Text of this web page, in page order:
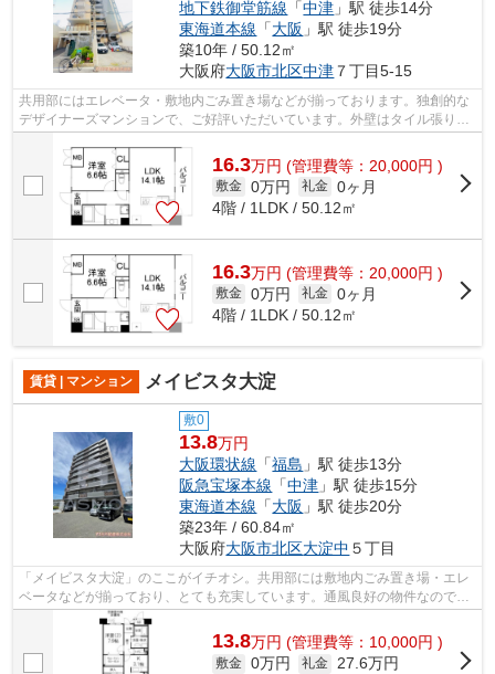
地下鉄御堂筋線 「中津 」駅 徒歩14分
東海道本線 「大阪 」駅 徒歩19分
築10年 / 50.12㎡
大阪府大阪市北区中津 ７丁目5-15
共用部にはエレベータ・敷地内ごみ置き場などが揃っております。独創的な
デザイナーズマンションで、ご好評いただいています。外壁はタイル張りと
16.3万円 (管理費等：20,000円 )
敷金 0万円 礼金 0ヶ月
4階 / 1LDK / 50.12㎡
16.3万円 (管理費等：20,000円 )
敷金 0万円 礼金 0ヶ月
4階 / 1LDK / 50.12㎡
賃貸 | マンション メイビスタ大淀
敷0
13.8万円
大阪環状線 「福島 」駅 徒歩13分
阪急宝塚本線 「中津 」駅 徒歩15分
東海道本線 「大阪 」駅 徒歩20分
築23年 / 60.84㎡
大阪府大阪市北区大淀中 ５丁目
「メイビスタ大淀」のここがイチオシ。共用部には敷地内ごみ置き場・エレ
ベータなどが揃っており、とても充実しています。通風良好の物件なのでい
つでも新鮮な空気を味わえます。こち...
13.8万円 (管理費等：10,000円 )
敷金 0万円 礼金 27.6万円